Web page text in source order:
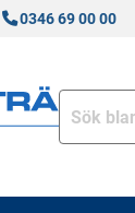
0346 69 00 00